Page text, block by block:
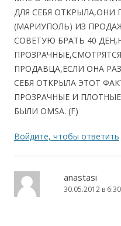
ДЛЯ СЕБЯ ОТКРЫЛА,ОНИ
(МАРИУПОЛЬ) ИЗ
СОВЕТУЮ БРАТЬ 40
ПРОДАВЦА,ЕСЛИ ОНА
СЕБЯ ОТКРЫЛА ЭТОТ
ПРОЗРАЧНЫЕ И
БЫЛИ OMSA. (F)
Войдите, чтобы ответить
anastasi
30.05.2012 в